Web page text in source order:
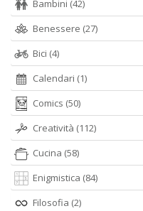
Bambini (42)
Benessere (27)
Bici (4)
Calendari (1)
Comics (50)
Creatività (112)
Cucina (58)
Enigmistica (84)
Filosofia (2)